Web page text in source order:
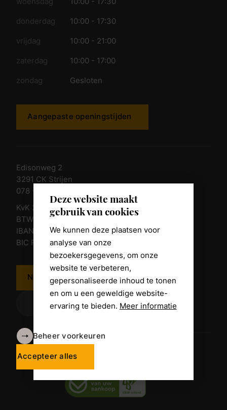
Deze website maakt
gebruik van cookies
We kunnen deze plaatsen voor
analyse van onze
bezoekersgegevens, om onze
website te verbeteren,
gepersonaliseerde inhoud te tonen
en om u een geweldige website-
ervaring te bieden. Meer informatie
Beheer voorkeuren
Accepteer alles
donderdag 10:00 - 17:30
vrijdag 10:00 - 21:00
zaterdag 10:00 - 17:00
zondag Gesloten
Aangepaste openingstijden
Edisonweg 2
3291 CK Strijen
078 - 674 84 85
KvK 23011135
BTW nr. NL 805098938.B.01
IBAN NL10 RABO 0361 8039 58
BIC RABONL2U
Neem contact op
Algemene voorwaarden